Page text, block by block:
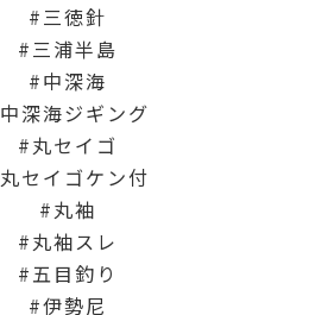
三徳針
三浦半島
中深海
中深海ジギング
丸セイゴ
丸セイゴケン付
丸袖
丸袖スレ
五目釣り
伊勢尼